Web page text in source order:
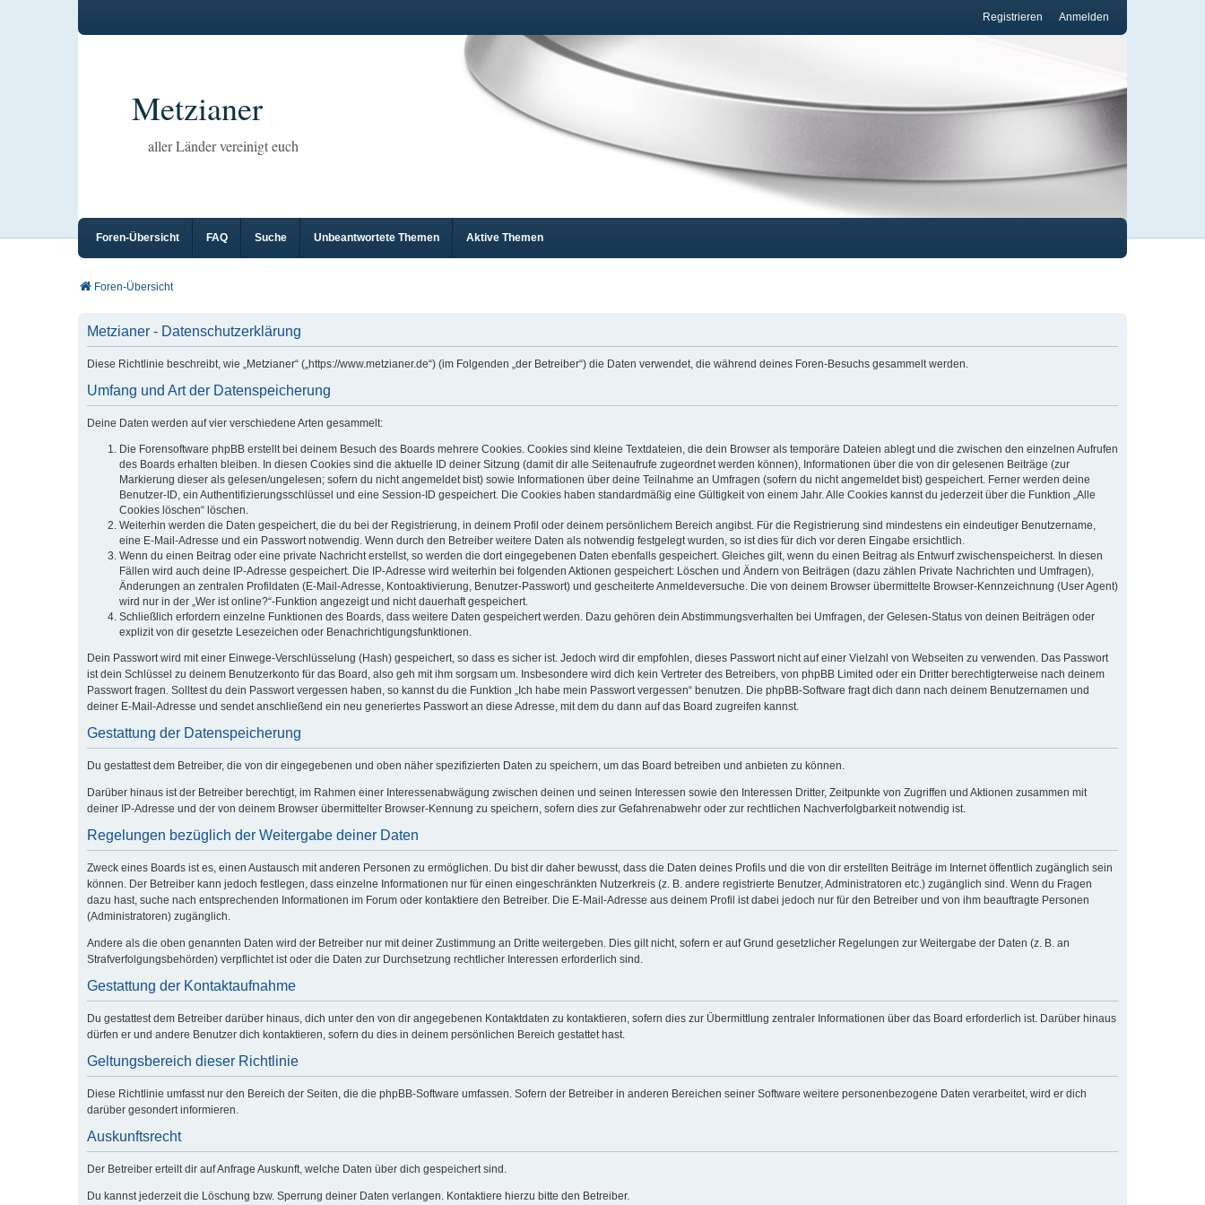
Anmelden
Registrieren
Metzianer
aller Länder vereinigt euch
Foren-Übersicht FAQ Suche Unbeantwortete Themen Aktive Themen
Foren-Übersicht
Metzianer - Datenschutzerklärung
Diese Richtlinie beschreibt, wie „Metzianer“ („https://www.metzianer.de“) (im Folgenden „der Betreiber“) die Daten verwendet, die während deines Foren-Besuchs gesammelt werden.
Umfang und Art der Datenspeicherung
Deine Daten werden auf vier verschiedene Arten gesammelt:
Die Forensoftware phpBB erstellt bei deinem Besuch des Boards mehrere Cookies. Cookies sind kleine Textdateien, die dein Browser als temporäre Dateien ablegt und die zwischen den einzelnen Aufrufen
des Boards erhalten bleiben. In diesen Cookies sind die aktuelle ID deiner Sitzung (damit dir alle Seitenaufrufe zugeordnet werden können), Informationen über die von dir gelesenen Beiträge (zur
Markierung dieser als gelesen/ungelesen; sofern du nicht angemeldet bist) sowie Informationen über deine Teilnahme an Umfragen (sofern du nicht angemeldet bist) gespeichert. Ferner werden deine
Benutzer-ID, ein Authentifizierungsschlüssel und eine Session-ID gespeichert. Die Cookies haben standardmäßig eine Gültigkeit von einem Jahr. Alle Cookies kannst du jederzeit über die Funktion „Alle
Cookies löschen“ löschen.
Weiterhin werden die Daten gespeichert, die du bei der Registrierung, in deinem Profil oder deinem persönlichem Bereich angibst. Für die Registrierung sind mindestens ein eindeutiger Benutzername,
eine E-Mail-Adresse und ein Passwort notwendig. Wenn durch den Betreiber weitere Daten als notwendig festgelegt wurden, so ist dies für dich vor deren Eingabe ersichtlich.
Wenn du einen Beitrag oder eine private Nachricht erstellst, so werden die dort eingegebenen Daten ebenfalls gespeichert. Gleiches gilt, wenn du einen Beitrag als Entwurf zwischenspeicherst. In diesen
Fällen wird auch deine IP-Adresse gespeichert. Die IP-Adresse wird weiterhin bei folgenden Aktionen gespeichert: Löschen und Ändern von Beiträgen (dazu zählen Private Nachrichten und Umfragen),
Änderungen an zentralen Profildaten (E-Mail-Adresse, Kontoaktivierung, Benutzer-Passwort) und gescheiterte Anmeldeversuche. Die von deinem Browser übermittelte Browser-Kennzeichnung (User Agent)
wird nur in der „Wer ist online?“-Funktion angezeigt und nicht dauerhaft gespeichert.
Schließlich erfordern einzelne Funktionen des Boards, dass weitere Daten gespeichert werden. Dazu gehören dein Abstimmungsverhalten bei Umfragen, der Gelesen-Status von deinen Beiträgen oder
explizit von dir gesetzte Lesezeichen oder Benachrichtigungsfunktionen.
Dein Passwort wird mit einer Einwege-Verschlüsselung (Hash) gespeichert, so dass es sicher ist. Jedoch wird dir empfohlen, dieses Passwort nicht auf einer Vielzahl von Webseiten zu verwenden. Das Passwort
ist dein Schlüssel zu deinem Benutzerkonto für das Board, also geh mit ihm sorgsam um. Insbesondere wird dich kein Vertreter des Betreibers, von phpBB Limited oder ein Dritter berechtigterweise nach deinem
Passwort fragen. Solltest du dein Passwort vergessen haben, so kannst du die Funktion „Ich habe mein Passwort vergessen“ benutzen. Die phpBB-Software fragt dich dann nach deinem Benutzernamen und
deiner E-Mail-Adresse und sendet anschließend ein neu generiertes Passwort an diese Adresse, mit dem du dann auf das Board zugreifen kannst.
Gestattung der Datenspeicherung
Du gestattest dem Betreiber, die von dir eingegebenen und oben näher spezifizierten Daten zu speichern, um das Board betreiben und anbieten zu können.
Darüber hinaus ist der Betreiber berechtigt, im Rahmen einer Interessenabwägung zwischen deinen und seinen Interessen sowie den Interessen Dritter, Zeitpunkte von Zugriffen und Aktionen zusammen mit
deiner IP-Adresse und der von deinem Browser übermittelter Browser-Kennung zu speichern, sofern dies zur Gefahrenabwehr oder zur rechtlichen Nachverfolgbarkeit notwendig ist.
Regelungen bezüglich der Weitergabe deiner Daten
Zweck eines Boards ist es, einen Austausch mit anderen Personen zu ermöglichen. Du bist dir daher bewusst, dass die Daten deines Profils und die von dir erstellten Beiträge im Internet öffentlich zugänglich sein
können. Der Betreiber kann jedoch festlegen, dass einzelne Informationen nur für einen eingeschränkten Nutzerkreis (z. B. andere registrierte Benutzer, Administratoren etc.) zugänglich sind. Wenn du Fragen
dazu hast, suche nach entsprechenden Informationen im Forum oder kontaktiere den Betreiber. Die E-Mail-Adresse aus deinem Profil ist dabei jedoch nur für den Betreiber und von ihm beauftragte Personen
(Administratoren) zugänglich.
Andere als die oben genannten Daten wird der Betreiber nur mit deiner Zustimmung an Dritte weitergeben. Dies gilt nicht, sofern er auf Grund gesetzlicher Regelungen zur Weitergabe der Daten (z. B. an
Strafverfolgungsbehörden) verpflichtet ist oder die Daten zur Durchsetzung rechtlicher Interessen erforderlich sind.
Gestattung der Kontaktaufnahme
Du gestattest dem Betreiber darüber hinaus, dich unter den von dir angegebenen Kontaktdaten zu kontaktieren, sofern dies zur Übermittlung zentraler Informationen über das Board erforderlich ist. Darüber hinaus
dürfen er und andere Benutzer dich kontaktieren, sofern du dies in deinem persönlichen Bereich gestattet hast.
Geltungsbereich dieser Richtlinie
Diese Richtlinie umfasst nur den Bereich der Seiten, die die phpBB-Software umfassen. Sofern der Betreiber in anderen Bereichen seiner Software weitere personenbezogene Daten verarbeitet, wird er dich
darüber gesondert informieren.
Auskunftsrecht
Der Betreiber erteilt dir auf Anfrage Auskunft, welche Daten über dich gespeichert sind.
Du kannst jederzeit die Löschung bzw. Sperrung deiner Daten verlangen. Kontaktiere hierzu bitte den Betreiber.